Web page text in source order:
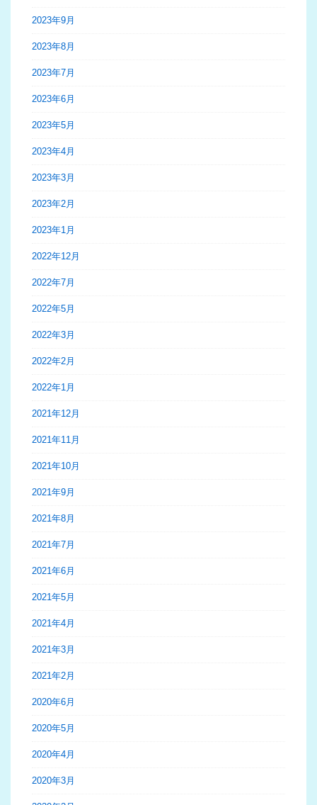
2023年9月
2023年8月
2023年7月
2023年6月
2023年5月
2023年4月
2023年3月
2023年2月
2023年1月
2022年12月
2022年7月
2022年5月
2022年3月
2022年2月
2022年1月
2021年12月
2021年11月
2021年10月
2021年9月
2021年8月
2021年7月
2021年6月
2021年5月
2021年4月
2021年3月
2021年2月
2020年6月
2020年5月
2020年4月
2020年3月